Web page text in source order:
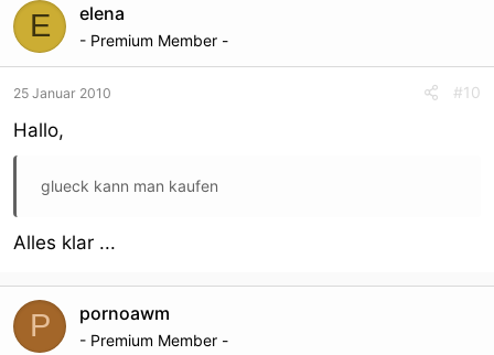
E elena
- Premium Member -
25 Januar 2010 #10
Hallo,
glueck kann man kaufen
Alles klar ...
P pornoawm
- Premium Member -